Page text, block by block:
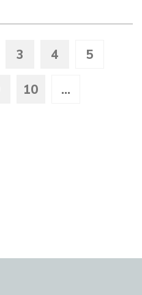
3 4 5
10 ...